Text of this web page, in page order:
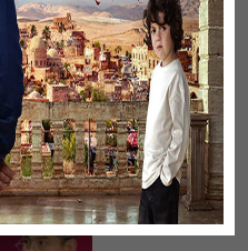
25 трлн. теңге. Үкімет
басталды!